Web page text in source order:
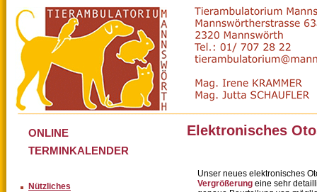
ONLINE
TERMINKALENDER
Nützliches
Elektronisches
Unser neues elektronisches
Vergrößerung eine sehr